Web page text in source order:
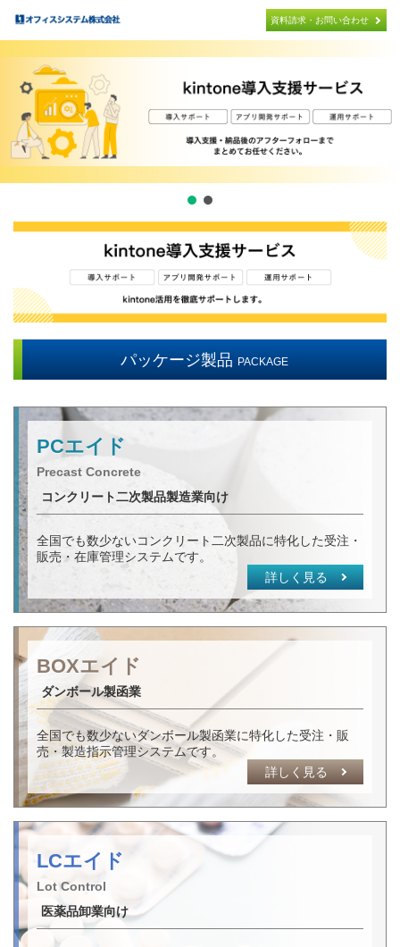
資料請求・お問い合わせ
パッケージ製品 PACKAGE
PCエイド
Precast Concrete
コンクリート二次製品製造業向け
全国でも数少ないコンクリート二次製品に特化した受注・
販売・在庫管理システムです。
詳しく見る
BOXエイド
ダンボール製函業
全国でも数少ないダンボール製函業に特化した受注・販
売・製造指示管理システムです。
詳しく見る
LCエイド
Lot Control
医薬品卸業向け
×
パッケージ製品
PACKAGE
PCA連携システム開発
PCA PACKAGE ADD ON
導入までの流れ
取扱製品
PRODUCT
会社案内